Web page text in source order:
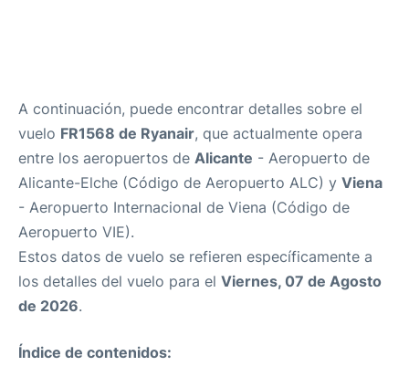
A continuación, puede encontrar detalles sobre el
vuelo FR1568 de Ryanair, que actualmente opera
entre los aeropuertos de Alicante - Aeropuerto de
Alicante-Elche (Código de Aeropuerto ALC) y Viena
- Aeropuerto Internacional de Viena (Código de
Aeropuerto VIE).
Estos datos de vuelo se refieren específicamente a
los detalles del vuelo para el Viernes, 07 de Agosto
de 2026.
Índice de contenidos: